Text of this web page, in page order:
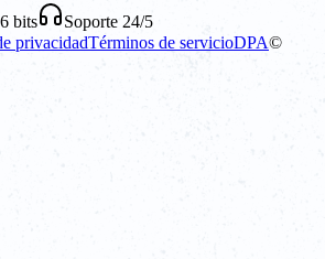
bits Soporte 24/5
privacidadTérminos de servicioDPA©